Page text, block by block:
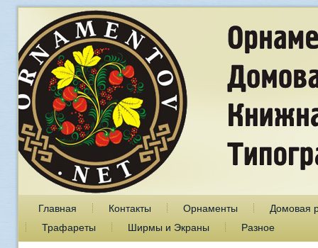
Главная Контакты Орнаменты
Домовая
Трафареты
Ширмы и Экраны Разное